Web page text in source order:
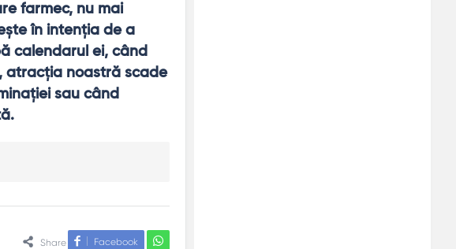
farmec, nu mai
în intenţia de a
calendarul ei, când
atracţia noastră scade
sau când
Share Facebook